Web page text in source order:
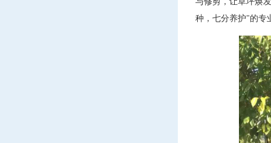
种，七分养护"的专